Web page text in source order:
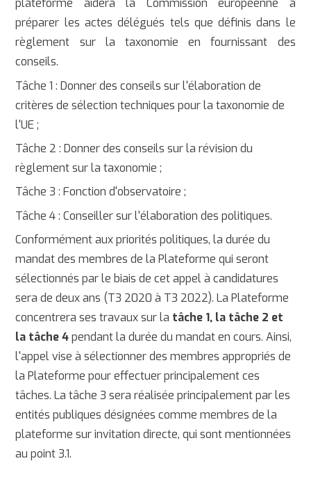
plateforme aidera la Commission européenne à
préparer les actes délégués tels que définis dans le
règlement sur la taxonomie en fournissant des
conseils.
Tâche 1 : Donner des conseils sur l'élaboration de
critères de sélection techniques pour la taxonomie de
l'UE ;
Tâche 2 : Donner des conseils sur la révision du
règlement sur la taxonomie ;
Tâche 3 : Fonction d'observatoire ;
Tâche 4 : Conseiller sur l'élaboration des politiques.
Conformément aux priorités politiques, la durée du
mandat des membres de la Plateforme qui seront
sélectionnés par le biais de cet appel à candidatures
sera de deux ans (T3 2020 à T3 2022). La Plateforme
concentrera ses travaux sur la tâche 1, la tâche 2 et
la tâche 4pendant la durée du mandat en cours. Ainsi,
l'appel vise à sélectionner des membres appropriés de
la Plateforme pour effectuer principalement ces
tâches. La tâche 3 sera réalisée principalement par les
entités publiques désignées comme membres de la
plateforme sur invitation directe, qui sont mentionnées
au point 3.1.